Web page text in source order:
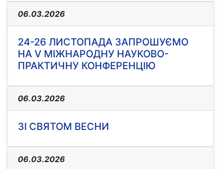
06.03.2026
24-26 ЛИСТОПАДА ЗАПРОШУЄМО
НА V МІЖНАРОДНУ НАУКОВО-
ПРАКТИЧНУ КОНФЕРЕНЦІЮ
06.03.2026
ЗІ СВЯТОМ ВЕСНИ
06.03.2026